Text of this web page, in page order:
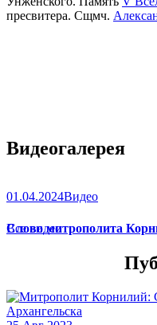
пресвитера. Сщмч.
Видеогалерея
01.04.2024Видео
Слово митрополита
Все видео